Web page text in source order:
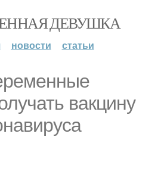
ДЕВУШКА
новости статьи
вакцину